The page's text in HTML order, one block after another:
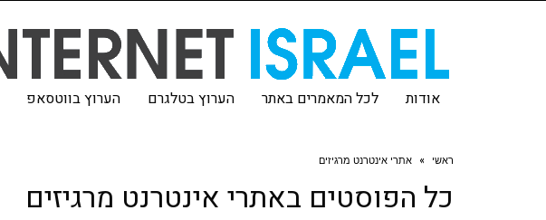
אודות לכל המאמרים באתר הערוץ בטלגרם הערוץ בווטסאפ
ראשי » אתרי אינטרנט מרגיזים
כל הפוסטים באתרי אינטרנט מרגיזים